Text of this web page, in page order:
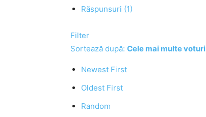
Răspunsuri (1)
Filter
Sortează după: Cele mai multe voturi
Newest First
Oldest First
Random